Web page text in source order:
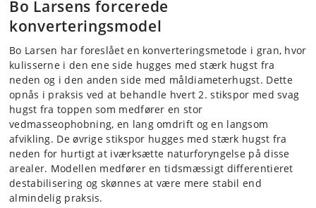
Bo Larsens forcerede
konverteringsmodel
Bo Larsen har foreslået en konverteringsmetode i gran, hvor
kulisserne i den ene side hugges med stærk hugst fra
neden og i den anden side med måldiameterhugst. Dette
opnås i praksis ved at behandle hvert 2. stikspor med svag
hugst fra toppen som medfører en stor
vedmasseophobning, en lang omdrift og en langsom
afvikling. De øvrige stikspor hugges med stærk hugst fra
neden for hurtigt at iværksætte naturforyngelse på disse
arealer. Modellen medfører en tidsmæssigt differentieret
destabilisering og skønnes at være mere stabil end
almindelig praksis.